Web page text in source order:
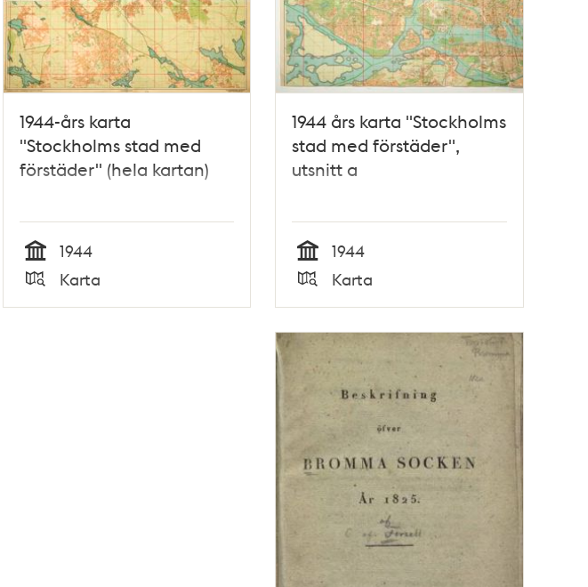
1944-års karta
"Stockholms stad med
förstäder" (hela kartan)
Tid
1944
Typ
Karta
1944 års karta "Stockholms
stad med förstäder",
utsnitt a
Tid
1944
Typ
Karta